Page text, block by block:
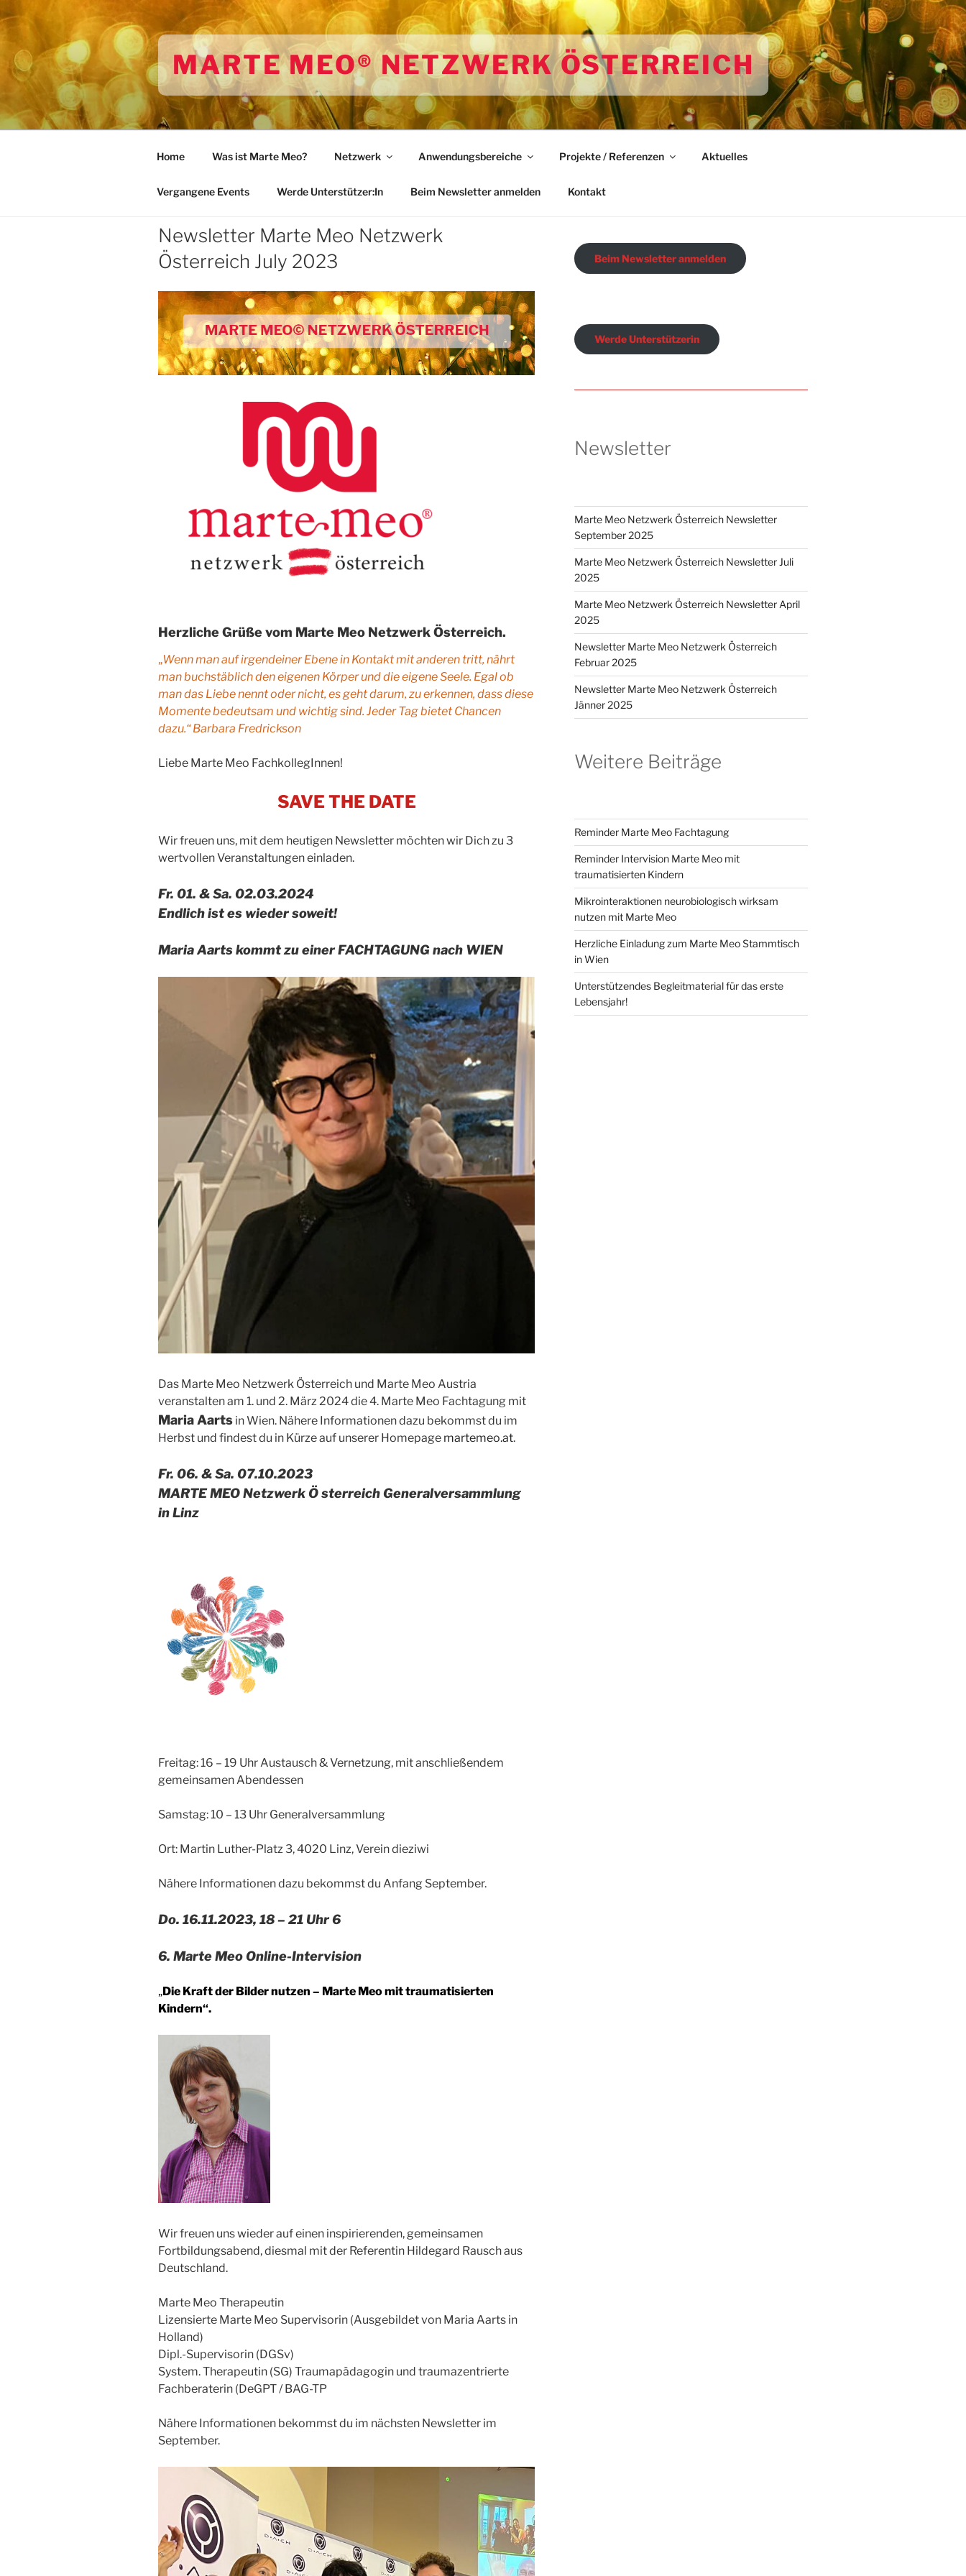
Inhalt
springen
MARTE MEO® NETZWERK ÖSTERREICH
Home Was ist Marte Meo? Netzwerk Anwendungsbereiche Projekte / Referenzen Aktuelles
Vergangene Events Werde Unterstützer:In Beim Newsletter anmelden Kontakt
Newsletter Marte Meo Netzwerk
Österreich July 2023
Herzliche Grüße vom Marte Meo Netzwerk Österreich.
„Wenn man auf irgendeiner Ebene in Kontakt mit anderen tritt, nährt
man buchstäblich den eigenen Körper und die eigene Seele. Egal ob
man das Liebe nennt oder nicht, es geht darum, zu erkennen, dass diese
Momente bedeutsam und wichtig sind. Jeder Tag bietet Chancen
dazu.“ Barbara Fredrickson
Liebe Marte Meo FachkollegInnen!
SAVE THE DATE
Wir freuen uns, mit dem heutigen Newsletter möchten wir Dich zu 3
wertvollen Veranstaltungen einladen.
Fr. 01. & Sa. 02.03.2024
Endlich ist es wieder soweit!
Maria Aarts kommt zu einer FACHTAGUNG nach WIEN
Das Marte Meo Netzwerk Österreich und Marte Meo Austria
veranstalten am 1. und 2. März 2024 die 4. Marte Meo Fachtagung mit
Maria Aarts in Wien. Nähere Informationen dazu bekommst du im
Herbst und findest du in Kürze auf unserer Homepage martemeo.at.
Fr. 06. & Sa. 07.10.2023
MARTE MEO Netzwerk Österreich Generalversammlung
in Linz
Freitag: 16 – 19 Uhr Austausch & Vernetzung, mit anschließendem
gemeinsamen Abendessen
Samstag: 10 – 13 Uhr Generalversammlung
Ort: Martin Luther-Platz 3, 4020 Linz, Verein dieziwi
Nähere Informationen dazu bekommst du Anfang September.
Do. 16.11.2023, 18 – 21 Uhr 6
6. Marte Meo Online-Intervision
„Die Kraft der Bilder nutzen – Marte Meo mit traumatisierten
Kindern“.
Wir freuen uns wieder auf einen inspirierenden, gemeinsamen
Fortbildungsabend, diesmal mit der Referentin Hildegard Rausch aus
Deutschland.
Marte Meo Therapeutin
Lizensierte Marte Meo Supervisorin (Ausgebildet von Maria Aarts in
Holland)
Dipl.-Supervisorin (DGSv)
System. Therapeutin (SG) Traumapädagogin und traumazentrierte
Fachberaterin (DeGPT / BAG-TP
Nähere Informationen bekommst du im nächsten Newsletter im
September.
Beim Newsletter anmelden
Werde Unterstützerin
Newsletter
Marte Meo Netzwerk Österreich Newsletter
September 2025
Marte Meo Netzwerk Österreich Newsletter Juli
2025
Marte Meo Netzwerk Österreich Newsletter April
2025
Newsletter Marte Meo Netzwerk Österreich
Februar 2025
Newsletter Marte Meo Netzwerk Österreich
Jänner 2025
Weitere Beiträge
Reminder Marte Meo Fachtagung
Reminder Intervision Marte Meo mit
traumatisierten Kindern
Mikrointeraktionen neurobiologisch wirksam
nutzen mit Marte Meo
Herzliche Einladung zum Marte Meo Stammtisch
in Wien
Unterstützendes Begleitmaterial für das erste
Lebensjahr!